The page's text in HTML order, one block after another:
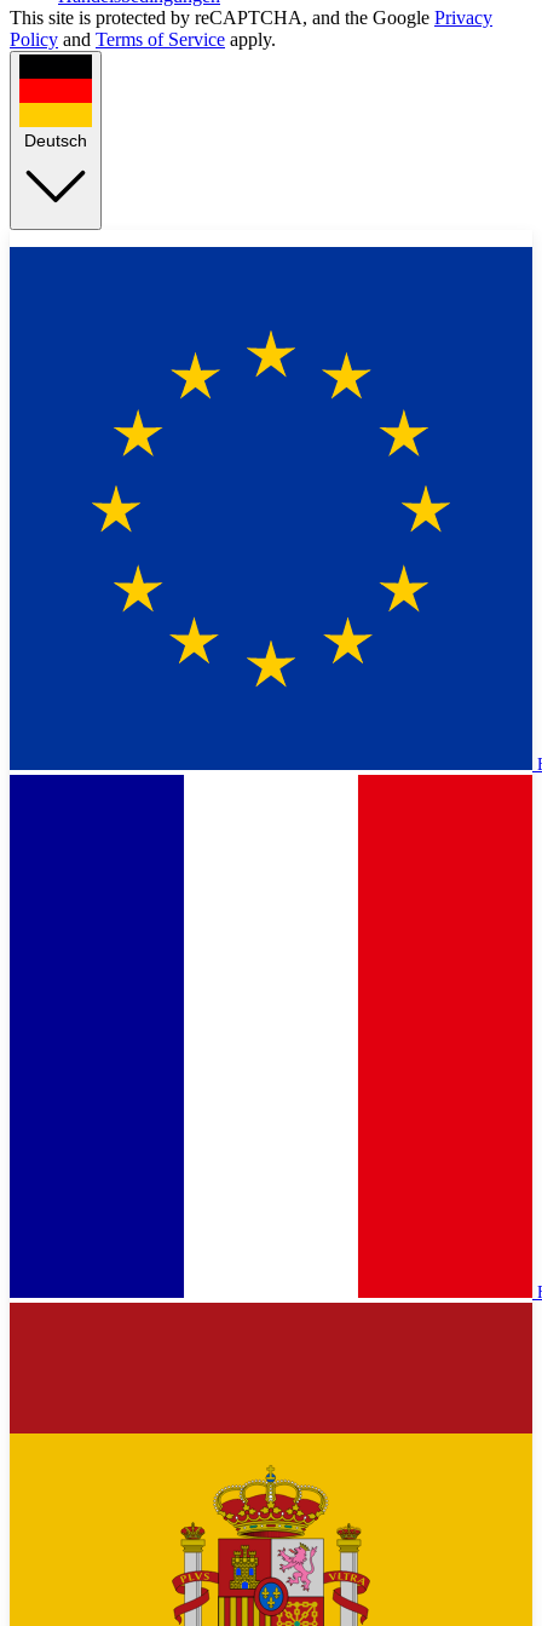
This site is protected by reCAPTCHA, and the Google Privacy
Policy and Terms of Service apply.
Deutsch